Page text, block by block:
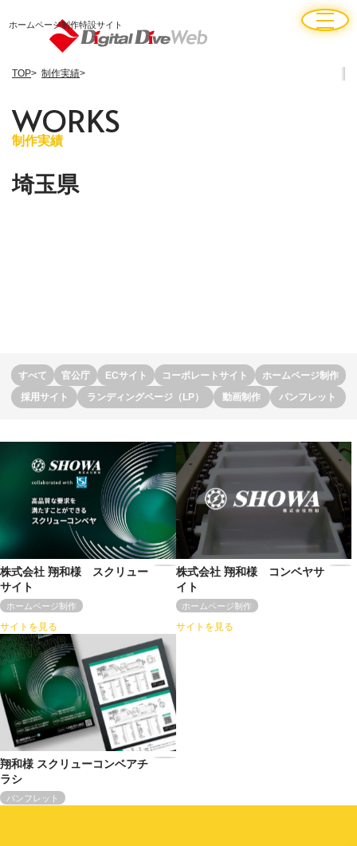
ホームページ制作特設サイト
TOP 制作実績
WORKS
制作実績
埼玉県
すべて 官公庁 ECサイト コーポレートサイト
ホームページ制作
採用サイト
ランディングページ（LP） 動画制作 パンフレット
株式会社 翔和様 スクリュー
サイト
ホームページ制作
サイトを見る
株式会社 翔和様 コンベヤサ
イト
ホームページ制作
サイトを見る
翔和様 スクリューコンベアチ
ラシ
パンフレット